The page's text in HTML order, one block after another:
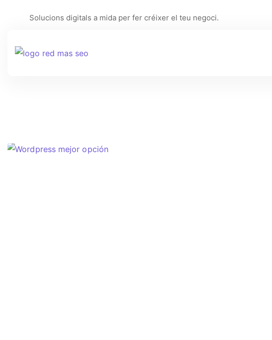
Solucions digitals a mida per fer créixer el teu negoci.